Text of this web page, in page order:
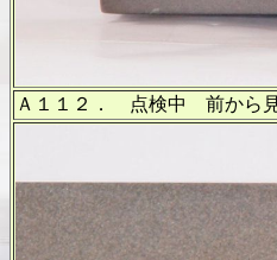
Ａ１１２． 点検中 前から